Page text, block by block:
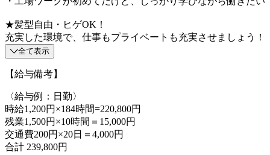
★髪型自由・ヒゲOK！
充実した環境で、仕事もプライベートも充実させましょう！
全て表示
【給与備考】
〈給与例：日勤〉
時給1,200円×184時間=220,800円
残業1,500円×10時間＝15,000円
交通費200円×20日＝4,000円
合計 239,800円